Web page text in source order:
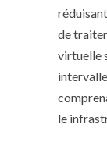
de
virtuelle
le